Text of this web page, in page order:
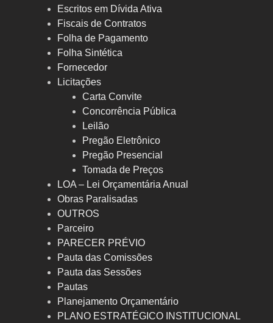
Escritos em Dívida Ativa
Fiscais de Contratos
Folha de Pagamento
Folha Sintética
Fornecedor
Licitações
Carta Convite
Concorrência Pública
Leilão
Pregão Eletrônico
Pregão Presencial
Tomada de Preços
LOA – Lei Orçamentária Anual
Obras Paralisadas
OUTROS
Parceiro
PARECER PRÉVIO
Pauta das Comissões
Pauta das Sessões
Pautas
Planejamento Orçamentário
PLANO ESTRATÉGICO INSTITUCIONAL